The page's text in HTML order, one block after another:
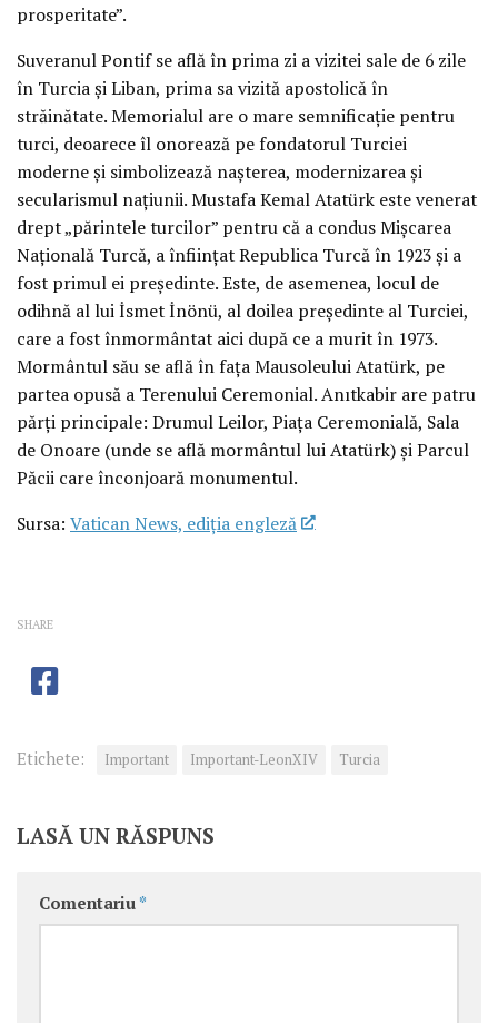
prosperitate”.
Suveranul Pontif se află în prima zi a vizitei sale de 6 zile
în Turcia și Liban, prima sa vizită apostolică în
străinătate. Memorialul are o mare semnificație pentru
turci, deoarece îl onorează pe fondatorul Turciei
moderne și simbolizează nașterea, modernizarea și
secularismul națiunii. Mustafa Kemal Atatürk este venerat
drept „părintele turcilor” pentru că a condus Mișcarea
Națională Turcă, a înființat Republica Turcă în 1923 și a
fost primul ei președinte. Este, de asemenea, locul de
odihnă al lui İsmet İnönü, al doilea președinte al Turciei,
care a fost înmormântat aici după ce a murit în 1973.
Mormântul său se află în fața Mausoleului Atatürk, pe
partea opusă a Terenului Ceremonial. Anıtkabir are patru
părți principale: Drumul Leilor, Piața Ceremonială, Sala
de Onoare (unde se află mormântul lui Atatürk) și Parcul
Păcii care înconjoară monumentul.
Sursa: Vatican News, ediția engleză
SHARE
Etichete: Important Important-LeonXIV Turcia
LASĂ UN RĂSPUNS
Comentariu *